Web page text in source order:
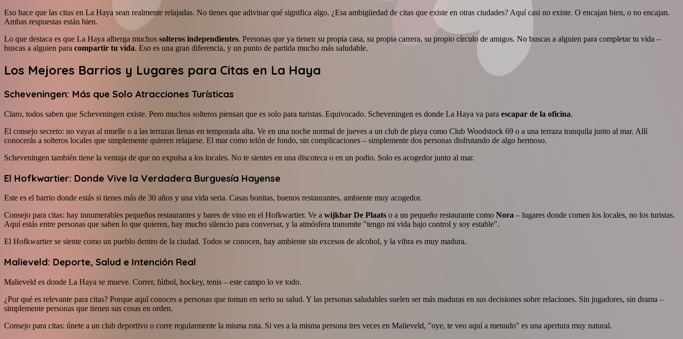
Eso hace que las citas en La Haya sean realmente relajadas. No tienes que adivinar qué significa algo. ¿Esa ambigüedad de citas que existe en otras ciudades? Aquí casi no existe. O encajan bien, o no encajan.
Ambas respuestas están bien.
Lo que destaca es que La Haya alberga muchos solteros independientes. Personas que ya tienen su propia casa, su propia carrera, su propio círculo de amigos. No buscas a alguien para completar tu vida –
buscas a alguien para compartir tu vida. Eso es una gran diferencia, y un punto de partida mucho más saludable.
Los Mejores Barrios y Lugares para Citas en La Haya
Scheveningen: Más que Solo Atracciones Turísticas
Claro, todos saben que Scheveningen existe. Pero muchos solteros piensan que es solo para turistas. Equivocado. Scheveningen es donde La Haya va para escapar de la oficina.
El consejo secreto: no vayas al muelle o a las terrazas llenas en temporada alta. Ve en una noche normal de jueves a un club de playa como Club Woodstock 69 o a una terraza tranquila junto al mar. Allí
conocerás a solteros locales que simplemente quieren relajarse. El mar como telón de fondo, sin complicaciones – simplemente dos personas disfrutando de algo hermoso.
Scheveningen también tiene la ventaja de que no expulsa a los locales. No te sientes en una discoteca o en un podio. Solo es acogedor junto al mar.
El Hofkwartier: Donde Vive la Verdadera Burguesía Hayense
Este es el barrio donde estás si tienes más de 30 años y una vida seria. Casas bonitas, buenos restaurantes, ambiente muy acogedor.
Consejo para citas: hay innumerables pequeños restaurantes y bares de vino en el Hofkwartier. Ve a wijkbar De Plaats o a un pequeño restaurante como Nora – lugares donde comen los locales, no los turistas.
Aquí estás entre personas que saben lo que quieren, hay mucho silencio para conversar, y la atmósfera transmite "tengo mi vida bajo control y soy estable".
El Hofkwartier se siente como un pueblo dentro de la ciudad. Todos se conocen, hay ambiente sin excesos de alcohol, y la vibra es muy madura.
Malieveld: Deporte, Salud e Intención Real
Malieveld es donde La Haya se mueve. Correr, fútbol, hockey, tenis – este campo lo ve todo.
¿Por qué es relevante para citas? Porque aquí conoces a personas que toman en serio su salud. Y las personas saludables suelen ser más maduras en sus decisiones sobre relaciones. Sin jugadores, sin drama –
simplemente personas que tienen sus cosas en orden.
Consejo para citas: únete a un club deportivo o corre regularmente la misma ruta. Si ves a la misma persona tres veces en Malieveld, "oye, te veo aquí a menudo" es una apertura muy natural.